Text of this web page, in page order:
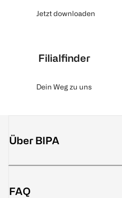
Jetzt downloaden
Filialfinder
Dein Weg zu uns
Über BIPA
FAQ